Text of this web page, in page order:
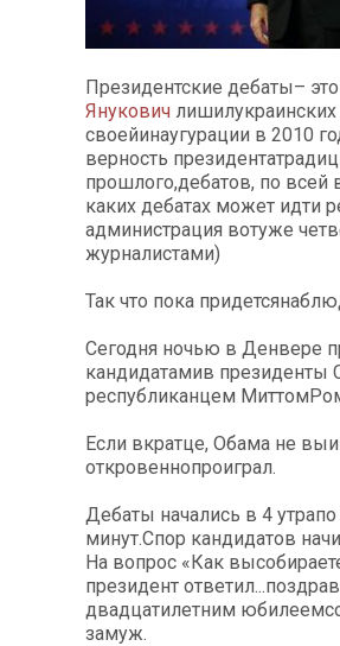
Президентские дебаты–
Янукович
своейинаугурации в 2010
верность
прошлого,дебатов, по всей
каких дебатах может идти
администрация вотуже
журналистами)
Так что пока
Сегодня ночью в Денвере
кандидатамив
республиканцем
Если вкратце, Обама не
откровеннопроиграл.
Дебаты начались в 4
минут.Спор кандидатов
На вопрос «Как
президент
двадцатилетним
замуж.